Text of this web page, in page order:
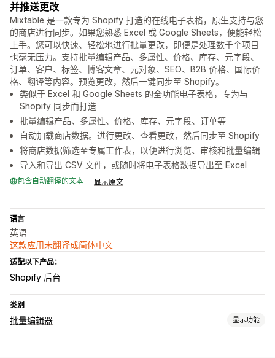
并推送更改
Mixtable 是一款专为 Shopify 打造的在线电子表格，原生支持与您
的商店进行同步。如果您熟悉 Excel 或 Google Sheets，便能轻松
上手。您可以快速、轻松地进行批量更改，即便是处理数千个项目
也毫无压力。支持批量编辑产品、多属性、价格、库存、元字段、
订单、客户、标签、博客文章、元对象、SEO、B2B 价格、国际价
格、翻译等内容。预览更改，然后一键同步至 Shopify。
类似于 Excel 和 Google Sheets 的全功能电子表格，专为与
Shopify 同步而打造
批量编辑产品、多属性、价格、库存、元字段、订单等
自动加载商店数据。进行更改、查看更改，然后同步至 Shopify
将商店数据筛选至专属工作表，以便进行浏览、审核和批量编辑
导入和导出 CSV 文件，或随时将电子表格数据导出至 Excel
包含自动翻译的文本 显示原文
语言
英语
这款应用未翻译成简体中文
适配以下产品：
Shopify 后台
类别
批量编辑器 显示功能